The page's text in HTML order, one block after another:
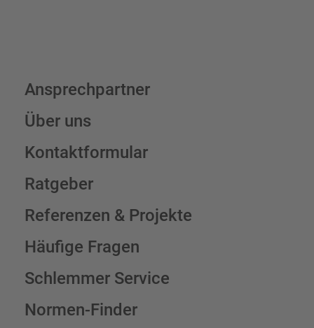
Ansprechpartner
Über uns
Kontaktformular
Ratgeber
Referenzen & Projekte
Häufige Fragen
Schlemmer Service
Normen-Finder